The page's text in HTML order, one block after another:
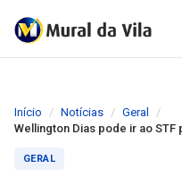
Início Notícias
Geral
Wellington Dias pode ir ao STF
GERAL